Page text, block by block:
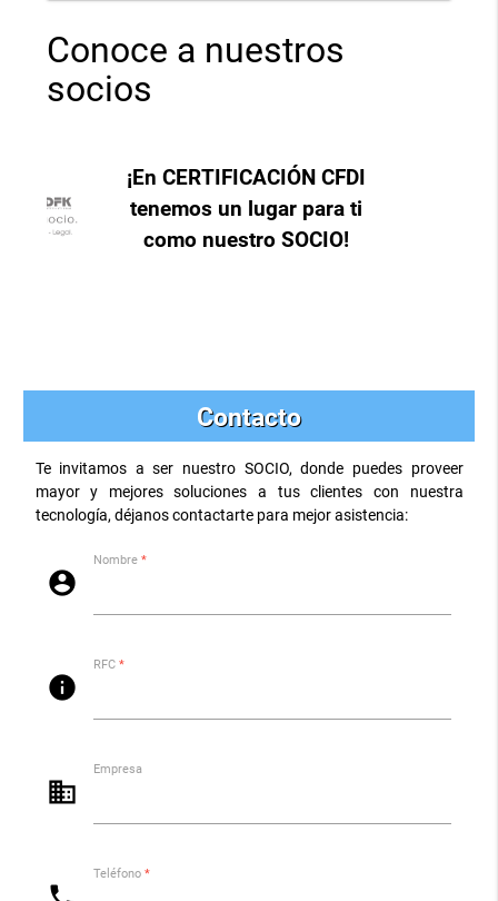
Conoce a nuestros
socios
¡En CERTIFICACIÓN CFDI
tenemos un lugar para ti
como nuestro SOCIO!
Contacto
Te invitamos a ser nuestro SOCIO, donde puedes proveer
mayor y mejores soluciones a tus clientes con nuestra
tecnología, déjanos contactarte para mejor asistencia:
account_circle
Nombre *
info
RFC *
business
Empresa
Teléfono *